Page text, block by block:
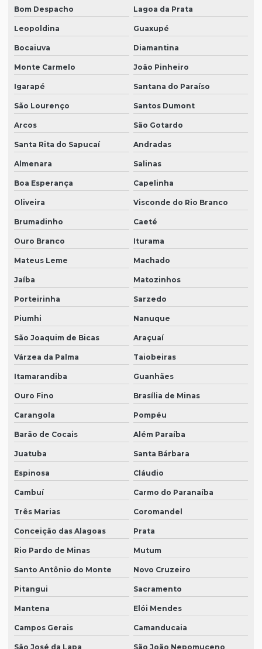
Bom Despacho Lagoa da Prata
Leopoldina Guaxupé
Bocaiuva Diamantina
Monte Carmelo João Pinheiro
Igarapé Santana do Paraíso
São Lourenço Santos Dumont
Arcos São Gotardo
Santa Rita do Sapucaí Andradas
Almenara Salinas
Boa Esperança Capelinha
Oliveira Visconde do Rio Branco
Brumadinho Caeté
Ouro Branco Iturama
Mateus Leme Machado
Jaíba Matozinhos
Porteirinha Sarzedo
Piumhi Nanuque
São Joaquim de Bicas Araçuaí
Várzea da Palma Taiobeiras
Itamarandiba Guanhães
Ouro Fino Brasília de Minas
Carangola Pompéu
Barão de Cocais Além Paraíba
Juatuba Santa Bárbara
Espinosa Cláudio
Cambuí Carmo do Paranaíba
Três Marias Coromandel
Conceição das Alagoas Prata
Rio Pardo de Minas Mutum
Santo Antônio do Monte Novo Cruzeiro
Pitangui Sacramento
Mantena Elói Mendes
Campos Gerais Camanducaia
São José da Lapa São João Nepomuceno